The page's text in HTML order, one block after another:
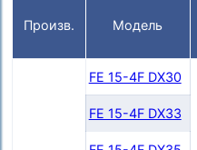
Произв. Модель
FE 15-4F DX30
FE 15-4F DX33